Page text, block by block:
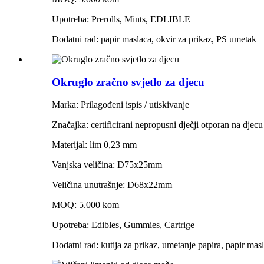
Upotreba: Prerolls, Mints, EDLIBLE
Dodatni rad: papir maslaca, okvir za prikaz, PS umetak
Okruglo zračno svjetlo za djecu
Marka: Prilagođeni ispis / utiskivanje
Značajka: certificirani nepropusni dječji otporan na djecu
Materijal: lim 0,23 mm
Vanjska veličina: D75x25mm
Veličina unutrašnje: D68x22mm
MOQ: 5.000 kom
Upotreba: Edibles, Gummies, Cartrige
Dodatni rad: kutija za prikaz, umetanje papira, papir